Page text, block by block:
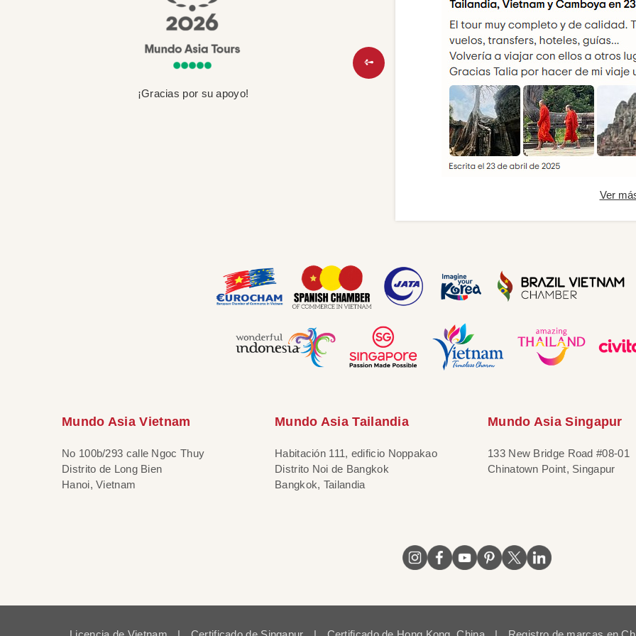
¡Gracias por su apoyo!
Ver
Mundo Asia Vietnam
No 100b/293 calle Ngoc Thuy
Distrito de Long Bien
Hanoi, Vietnam
Mundo Asia Tailandia
Habitación 111, edificio Noppakao
Distrito Noi de Bangkok
Bangkok, Tailandia
Mundo Asia Singapur
133 New Bridge Road #08-01
Chinatown Point, Singapur